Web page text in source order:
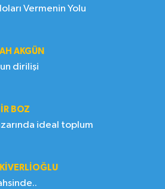
Vermenin Yolu
AKGÜN
dirilişi
BOZ
ideal toplum